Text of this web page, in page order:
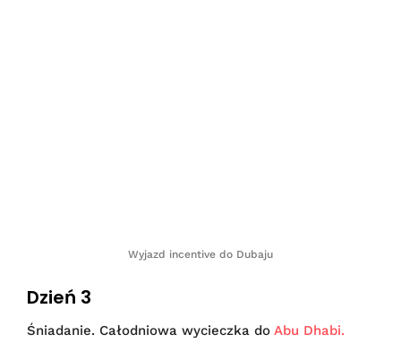
Wyjazd incentive do Dubaju
Dzień 3
Śniadanie. Całodniowa wycieczka do Abu Dhabi.